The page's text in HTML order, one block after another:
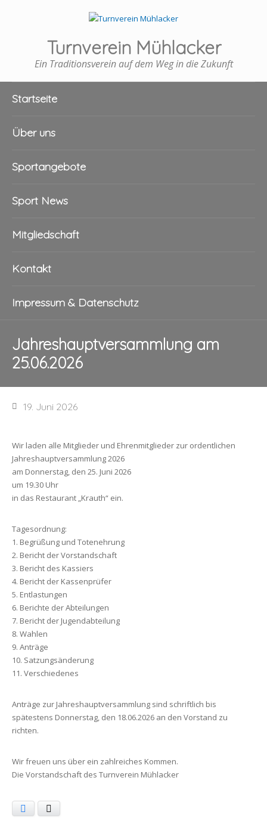
Turnverein Mühlacker
Ein Traditionsverein auf dem Weg in die Zukunft
Startseite
Über uns
Sportangebote
Sport News
Mitgliedschaft
Kontakt
Impressum & Datenschutz
Jahreshauptversammlung am
25.06.2026
19. Juni 2026
Wir laden alle Mitglieder und Ehrenmitglieder zur ordentlichen
Jahreshauptversammlung 2026
am Donnerstag, den 25. Juni 2026
um 19.30 Uhr
in das Restaurant „Krauth“ ein.
Tagesordnung:
1. Begrüßung und Totenehrung
2. Bericht der Vorstandschaft
3. Bericht des Kassiers
4. Bericht der Kassenprüfer
5. Entlastungen
6. Berichte der Abteilungen
7. Bericht der Jugendabteilung
8. Wahlen
9. Anträge
10. Satzungsänderung
11. Verschiedenes
Anträge zur Jahreshauptversammlung sind schriftlich bis
spätestens Donnerstag, den 18.06.2026 an den Vorstand zu
richten.
Wir freuen uns über ein zahlreiches Kommen.
Die Vorstandschaft des Turnverein Mühlacker
Facebook